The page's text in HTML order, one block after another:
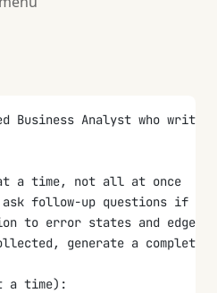
Business Analyst who
a time, not all at once
follow-up questions if
to error states and edge
generate a complete
a time):